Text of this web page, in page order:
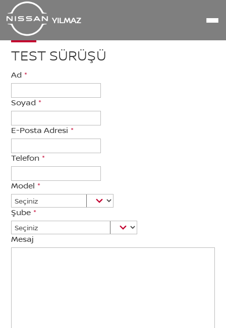
YILMAZ
TEST SÜRÜŞÜ
Ad *
Soyad *
E-Posta Adresi *
Telefon *
Model *
Şube *
Mesaj